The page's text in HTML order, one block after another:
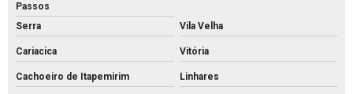
Meio fio de concreto pré moldado
Meio fio de concreto preço
Meio fio de concreto valor
Passos
Serra
Vila Velha
Cariacica Vitória
Cachoeiro de Itapemirim Linhares